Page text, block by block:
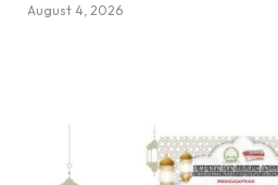
August 4, 2026